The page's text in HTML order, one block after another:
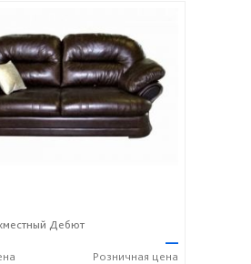
Дебют
—
Розничная цена